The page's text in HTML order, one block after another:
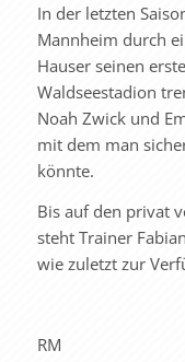
In der letzten
Mannheim durch
Hauser seinen
Waldseestadion
Noah Zwick und
mit dem man
könnte.
Bis auf den privat
steht Trainer
wie zuletzt zur
RM